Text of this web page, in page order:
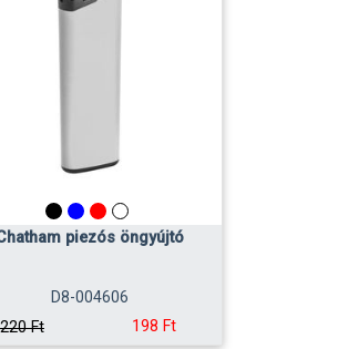
piezós öngyújtó
D8-004606
220 Ft
198 Ft